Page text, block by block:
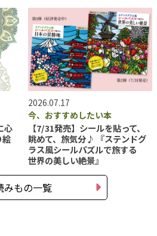
心
絵
2026.07.17
今、おすすめしたい本
【7/31発売】シールを貼って、
眺めて、旅気分♪ 『ステンドグ
ラス風シールパズルで旅する
世界の美しい絶景』
みもの一覧